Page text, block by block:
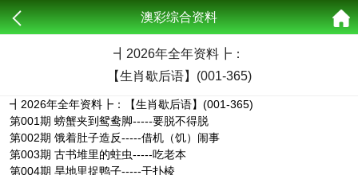
澳彩综合资料
┫ 2026年全年资料┣：
【生肖歇后语】(001-365)
┫2026年全年资料┣：【生肖歇后语】(001-365)
第001期 螃蟹夹到鸳鸯脚-----要脱不得脱
第002期 饿着肚子造反-----借机（饥）闹事
第003期 古书堆里的蛀虫-----吃老本
第004期 旱地里捉鸭子-----干扑棱